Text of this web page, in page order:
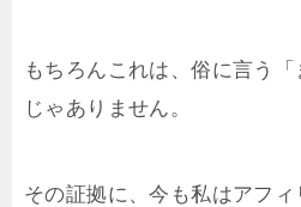
もちろんこれは、俗に言う
じゃありません。
その証拠に、今も私はアフ